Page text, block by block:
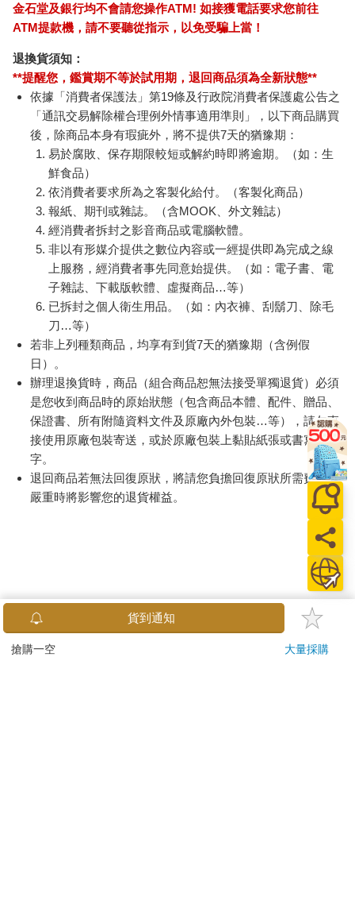
金石堂及銀行均不會請您操作ATM! 如接獲電話要求您前往
ATM提款機，請不要聽從指示，以免受騙上當！
退換貨須知：
**提醒您，鑑賞期不等於試用期，退回商品須為全新狀態**
依據「消費者保護法」第19條及行政院消費者保護處公告之
「通訊交易解除權合理例外情事適用準則」，以下商品購買
後，除商品本身有瑕疵外，將不提供7天的猶豫期：
易於腐敗、保存期限較短或解約時即將逾期。（如：生
鮮食品）
依消費者要求所為之客製化給付。（客製化商品）
報紙、期刊或雜誌。（含MOOK、外文雜誌）
經消費者拆封之影音商品或電腦軟體。
非以有形媒介提供之數位內容或一經提供即為完成之線
上服務，經消費者事先同意始提供。（如：電子書、電
子雜誌、下載版軟體、虛擬商品…等）
已拆封之個人衛生用品。（如：內衣褲、刮鬍刀、除毛
刀…等）
若非上列種類商品，均享有到貨7天的猶豫期（含例假
日）。
辦理退換貨時，商品（組合商品恕無法接受單獨退貨）必須
是您收到商品時的原始狀態（包含商品本體、配件、贈品、
保證書、所有附隨資料文件及原廠內外包裝…等），請勿直
接使用原廠包裝寄送，或於原廠包裝上黏貼紙張或書寫文
字。
退回商品若無法回復原狀，將請您負擔回復原狀所需費用，
嚴重時將影響您的退貨權益。
貨到通知
搶購一空 大量採購